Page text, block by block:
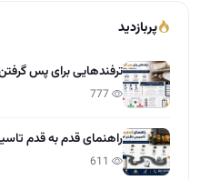
پربازدید
ترفندهایی برای پس
راهنمای قدم به قدم